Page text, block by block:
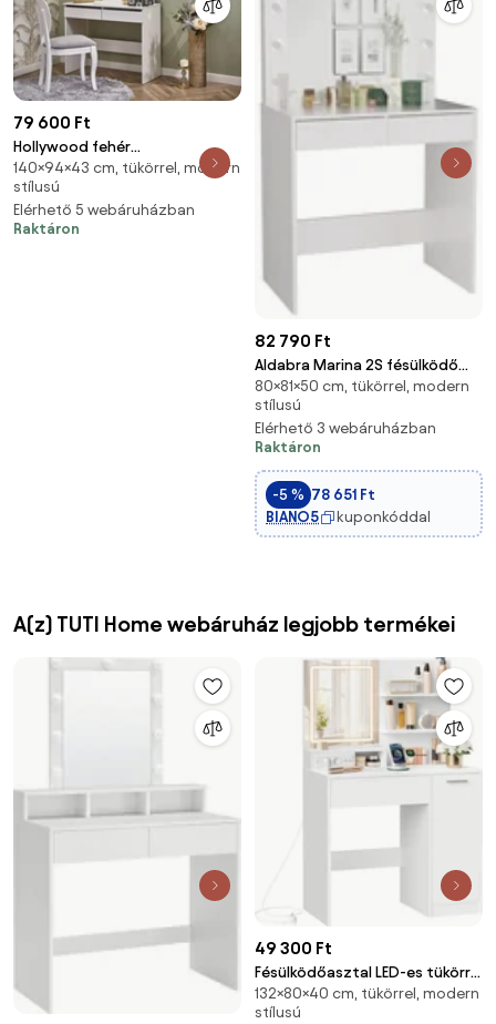
79 600 Ft
Hollywood fehér
fésülködő/sminkasztal
140×94×43 cm, tükörrel, modern
stílusú
Elérhető 5 webáruházban
Raktáron
82 790 Ft
Aldabra Marina 2S fésülködő
asztal, 81x80x50 cm, fehér
80×81×50 cm, tükörrel, modern
stílusú
Elérhető 3 webáruházban
Raktáron
-5 % 78 651 Ft
BIANO5
kuponkóddal
A(z) TUTI Home webáruház legjobb termékei
49 300 Ft
Fésülködőasztal LED-es tükörrel
és elosztóval, fehér
132×80×40 cm, tükörrel, modern
stílusú